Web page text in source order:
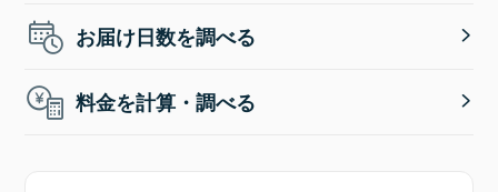
お届け日数を調べる
料金を計算・調べる